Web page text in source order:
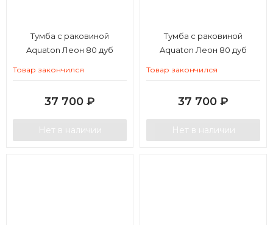
Тумба с раковиной
Aquaton Леон 80 дуб
Товар закончился
37 700 ₽
Нет в наличии
Тумба с раковиной
Aquaton Леон 80 дуб
Товар закончился
37 700 ₽
Нет в наличии